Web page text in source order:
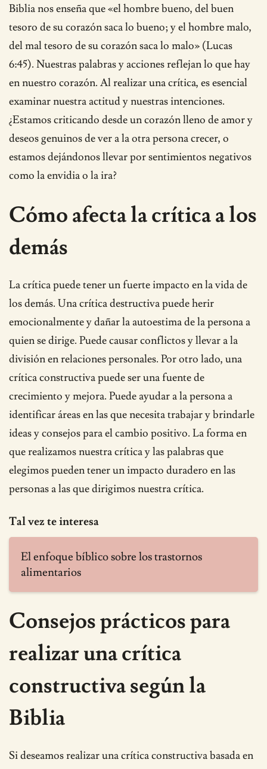
Biblia nos enseña que «el hombre bueno, del buen
tesoro de su corazón saca lo bueno; y el hombre malo,
del mal tesoro de su corazón saca lo malo» (Lucas
6:45). Nuestras palabras y acciones reflejan lo que hay
en nuestro corazón. Al realizar una crítica, es esencial
examinar nuestra actitud y nuestras intenciones.
¿Estamos criticando desde un corazón lleno de amor y
deseos genuinos de ver a la otra persona crecer, o
estamos dejándonos llevar por sentimientos negativos
como la envidia o la ira?
Cómo afecta la crítica a los
demás
La crítica puede tener un fuerte impacto en la vida de
los demás. Una crítica destructiva puede herir
emocionalmente y dañar la autoestima de la persona a
quien se dirige. Puede causar conflictos y llevar a la
división en relaciones personales. Por otro lado, una
crítica constructiva puede ser una fuente de
crecimiento y mejora. Puede ayudar a la persona a
identificar áreas en las que necesita trabajar y brindarle
ideas y consejos para el cambio positivo. La forma en
que realizamos nuestra crítica y las palabras que
elegimos pueden tener un impacto duradero en las
personas a las que dirigimos nuestra crítica.
Tal vez te interesa
El enfoque bíblico sobre los trastornos
alimentarios
Consejos prácticos para
realizar una crítica
constructiva según la
Biblia
Si deseamos realizar una crítica constructiva basada en